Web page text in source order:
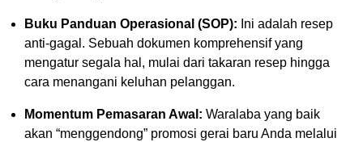
Buku Panduan Operasional (SOP): Ini adalah resep
anti-gagal. Sebuah dokumen komprehensif yang
mengatur segala hal, mulai dari takaran resep hingga
cara menangani keluhan pelanggan.
Momentum Pemasaran Awal: Waralaba yang baik
akan “menggendong” promosi gerai baru Anda melalui